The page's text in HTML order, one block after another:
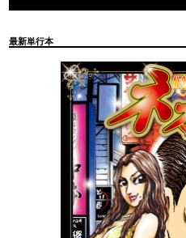
最新単行本